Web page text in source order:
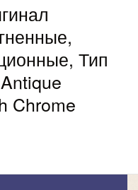
Тип
Chrome